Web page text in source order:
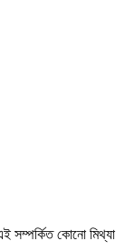
সম্পর্কিত কোনো মিথ্যা